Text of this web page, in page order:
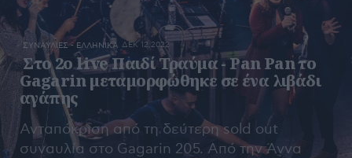
ΣΥΝΑΥΛΙΕΣ - ΕΛΛΗΝΙΚΑ ΔΕΚ 12,2022
Στο 2o live Παιδί Τραύμα - Pan Pan το
Gagarin μεταμορφώθηκε σε ένα λιβάδι
αγάπης
Ανταπόκριση από τη δεύτερη sold out
συναυλία στο Gagarin 205. Από την Άννα